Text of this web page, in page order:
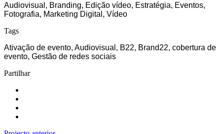
Audiovisual, Branding, Edição vídeo, Estratégia, Eventos,
Fotografia, Marketing Digital, Vídeo
Tags
Ativação de evento, Audiovisual, B22, Brand22, cobertura de
evento, Gestão de redes sociais
Partilhar